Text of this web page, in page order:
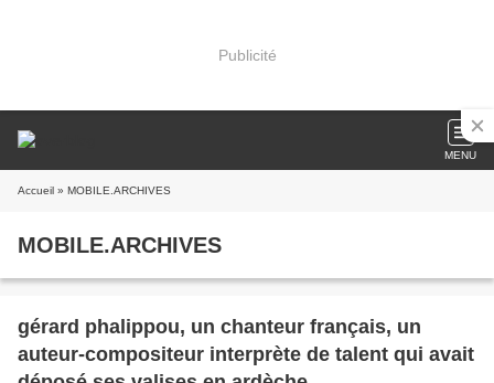
Publicité
MENU
Accueil » MOBILE.ARCHIVES
MOBILE.ARCHIVES
gérard phalippou, un chanteur français, un
auteur-compositeur interprète de talent qui avait